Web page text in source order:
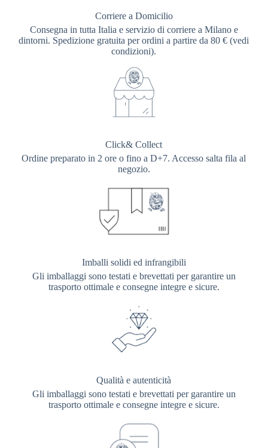
Corriere a Domicilio
Consegna in tutta Italia e servizio di corriere a Milano e
dintorni. Spedizione gratuita per ordini a partire da 80 € (vedi
condizioni).
Click& Collect
Ordine preparato in 2 ore o fino a D+7. Accesso salta fila al
negozio.
Imballi solidi ed infrangibili
Gli imballaggi sono testati e brevettati per garantire un
trasporto ottimale e consegne integre e sicure.
Qualità e autenticità
Gli imballaggi sono testati e brevettati per garantire un
trasporto ottimale e consegne integre e sicure.